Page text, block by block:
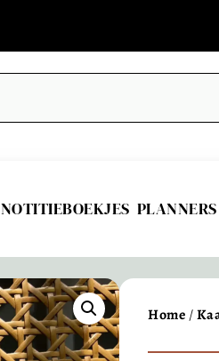
NOTITIEBOEKJES PLANNERS
Home/